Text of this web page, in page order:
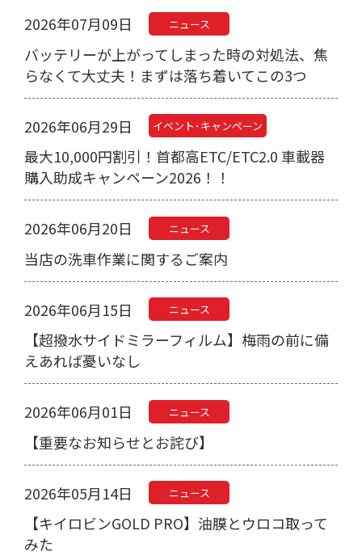
2026年07月09日 ニュース
バッテリーが上がってしまった時の対処法、焦
らなくて大丈夫！まずは落ち着いてこの3つ
2026年06月29日 イベント･キャンペーン
最大10,000円割引！首都高ETC/ETC2.0 車載器
購入助成キャンペーン2026！！
2026年06月20日 ニュース
当店の洗車作業に関するご案内
2026年06月15日 ニュース
【超撥水サイドミラーフィルム】梅雨の前に備
えあれば憂いなし
2026年06月01日 ニュース
【重要なお知らせとお詫び】
2026年05月14日 ニュース
【キイロビンGOLD PRO】油膜とウロコ取って
みた